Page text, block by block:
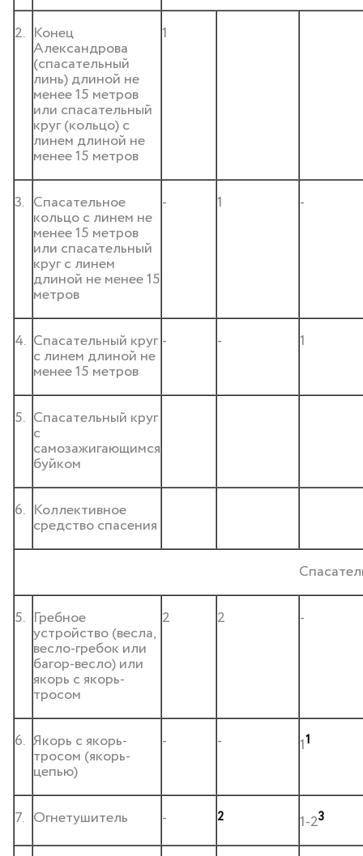
2. Конец
Александрова
(спасательный
линь) длиной не
менее 15 метров
или спасательный
круг (кольцо) с
линем длиной не
менее 15 метров
1
3. Спасательное
кольцо с линем не
менее 15 метров
или спасательный
круг с линем
длиной не менее 15
метров
- 1 -
4. Спасательный круг
с линем длиной не
менее 15 метров
- - 1
5. Спасательный круг
с
самозажигающимся
буйком
6. Коллективное
средство спасения
5. Гребное
устройство (весла,
весло-гребок или
багор-весло) или
якорь с якорь-
тросом
2 2 -
6. Якорь с якорь-
тросом (якорь-
цепью)
- - 11
7. Огнетушитель - 2 1-23